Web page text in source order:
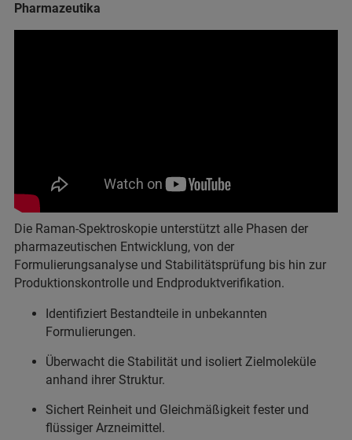
Pharmazeutika
Die Raman-Spektroskopie unterstützt alle Phasen der
pharmazeutischen Entwicklung, von der
Formulierungsanalyse und Stabilitätsprüfung bis hin zur
Produktionskontrolle und Endproduktverifikation.
Identifiziert Bestandteile in unbekannten
Formulierungen.
Überwacht die Stabilität und isoliert Zielmoleküle
anhand ihrer Struktur.
Sichert Reinheit und Gleichmäßigkeit fester und
flüssiger Arzneimittel.